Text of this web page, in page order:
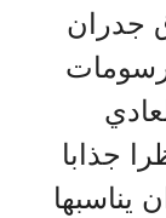
جدران
جذابا